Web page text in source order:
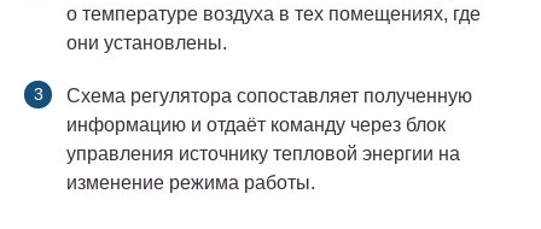
о температуре воздуха в тех помещениях, где
они установлены.
Схема регулятора сопоставляет полученную
информацию и отдаёт команду через блок
управления источнику тепловой энергии на
изменение режима работы.